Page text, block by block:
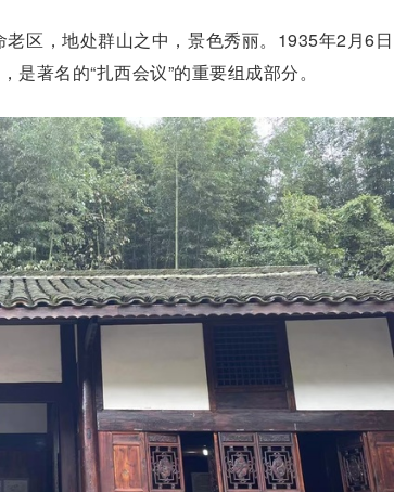
区，地处群山之中，景色秀丽。1935年2月6日
著名的“扎西会议”的重要组成部分。